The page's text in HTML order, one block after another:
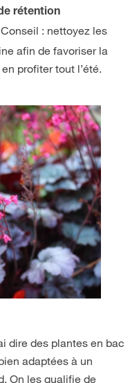
rétention
: nettoyez les
afin de favoriser la
profiter tout l’été.
dire des plantes en bac
adaptées à un
On les qualifie de